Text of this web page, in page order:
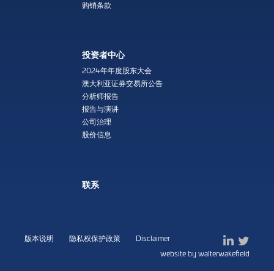
购销条款
投资者中心
2024年年度股东大会
澳大利亚证券交易所公告
分析师报告
报告与演讲
公司治理
股价信息
联系
版本说明 隐私权保护政策
Disclaimer
website by walterwakefield